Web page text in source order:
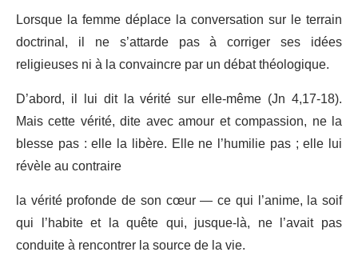
Lorsque la femme déplace la conversation sur le terrain
doctrinal, il ne s’attarde pas à corriger ses idées
religieuses ni à la convaincre par un débat théologique.
D’abord, il lui dit la vérité sur elle-même (Jn 4,17-18).
Mais cette vérité, dite avec amour et compassion, ne la
blesse pas : elle la libère. Elle ne l’humilie pas ; elle lui
révèle au contraire
la vérité profonde de son cœur — ce qui l’anime, la soif
qui l’habite et la quête qui, jusque-là, ne l’avait pas
conduite à rencontrer la source de la vie.